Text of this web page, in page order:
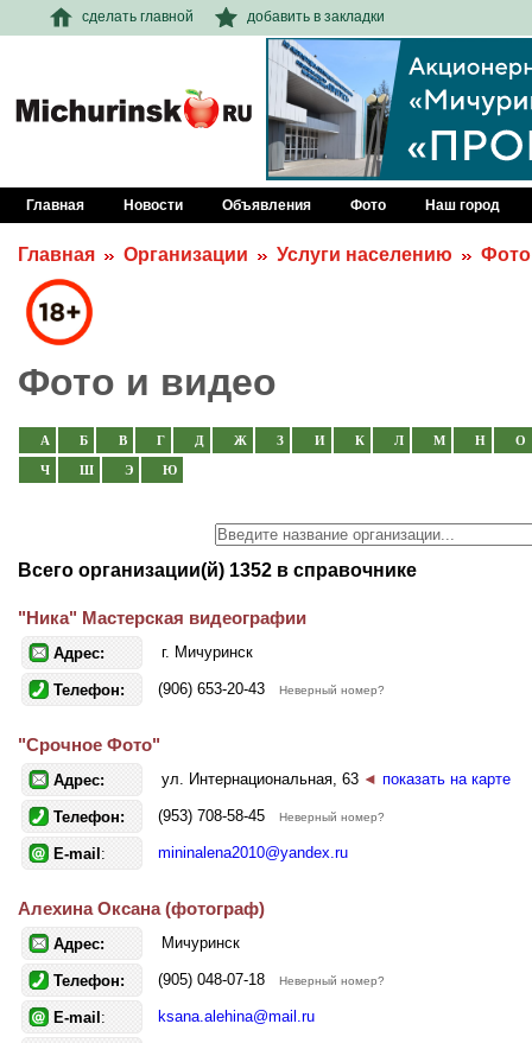
сделать главной добавить в закладки
Главная Новости Объявления Фото Наш город
Главная Организации Услуги населению
Фото и видео
А Б В Г Д Ж З И К Л М Н О
Ч Ш Э Ю
Всего организации(й) 1352 в справочнике
"Ника" Мастерская видеографии
Адрес: г. Мичуринск
Телефон: (906) 653-20-43 Неверный номер?
"Срочное Фото"
Адрес: ул. Интернациональная, 63 ◄ показать на карте
Телефон: (953) 708-58-45 Неверный номер?
E-mail : mininalena2010@yandex.ru
Алехина Оксана (фотограф)
Адрес: Мичуринск
Телефон: (905) 048-07-18 Неверный номер?
E-mail : ksana.alehina@mail.ru